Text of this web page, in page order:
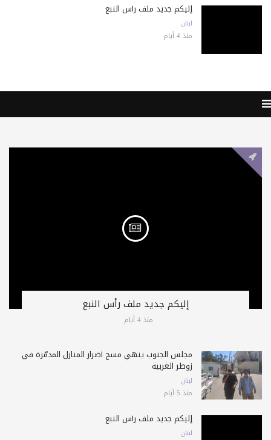
إليكم جديد ملف رأس النبع
لبنان
منذ 4 أيام
إليكم جديد ملف رأس النبع
منذ 4 أيام
مجلس الجنوب ينهي مسح أضرار المنازل المدمّرة في
زوطر الغربية
لبنان
منذ 5 أيام
إليكم جديد ملف رأس النبع
لبنان